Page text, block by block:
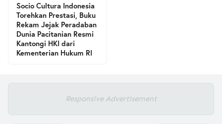
Socio Cultura Indonesia
Torehkan Prestasi, Buku
Rekam Jejak Peradaban
Dunia Pacitanian Resmi
Kantongi HKI dari
Kementerian Hukum RI
Responsive Advertisement